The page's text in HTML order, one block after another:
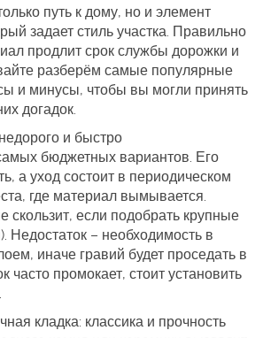
путь к дому, но и элемент
задает стиль участка. Правильно
продлит срок службы дорожки и
разберём самые популярные
и минусы, чтобы вы могли принять
догадок.
и быстро
бюджетных вариантов. Его
а уход состоит в периодическом
где материал вымывается.
скользит, если подобрать крупные
Недостаток – необходимость в
иначе гравий будет проседать в
часто промокает, стоит установить
кладка: классика и прочность